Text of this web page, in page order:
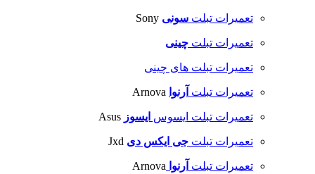
تعمیرات تبلت سونی
تعمیرات تبلت چینی
تعمیرات تبلت های چینی
تعمیرات تبلت آرنوا
تعمیرات تبلت ایسوس ایسوز
تعمیرات تبلت جی ایکس دی
تعمیرات تبلت آرنوا Arnova